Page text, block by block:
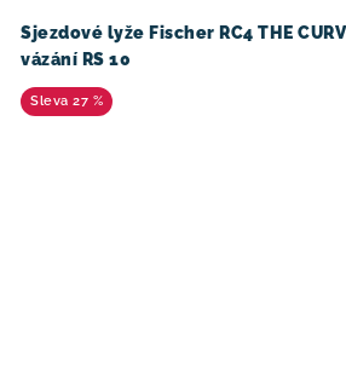
Sjezdové lyže Fischer RC4 THE CURV
vázání RS 10
27 %